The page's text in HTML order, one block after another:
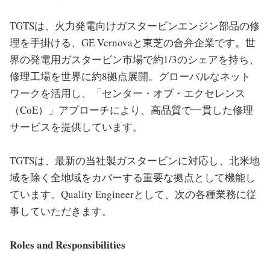
TGTSは、火力発電向けガスタービンエンジン部品の修
理を手掛ける、GE Vernovaと東芝の合弁企業です。世
界の発電用ガスタービン市場で約1/3のシェアを持ち、
修理工場を世界に約8拠点展開。グローバルなネット
ワークを活用し、「センター・オブ・エクセレンス
（CoE）」アプローチにより、高品質で一貫した修理
サービスを提供しています。
TGTSは、最新の当社製ガスタービンに対応し、北米地
域を除く全地域をカバーする重要な拠点として機能し
ています。Quality Engineerとして、次の各種業務に従
事していただきます。
Roles and Responsibilities